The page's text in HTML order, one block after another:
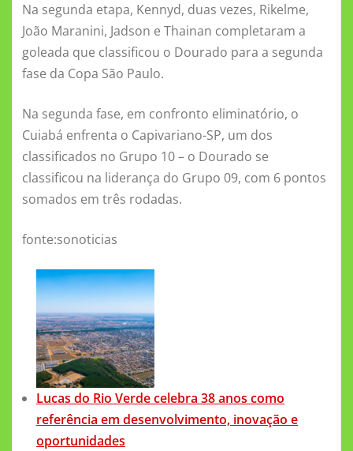
Na segunda etapa, Kennyd, duas vezes, Rikelme,
João Maranini, Jadson e Thainan completaram a
goleada que classificou o Dourado para a segunda
fase da Copa São Paulo.
Na segunda fase, em confronto eliminatório, o
Cuiabá enfrenta o Capivariano-SP, um dos
classificados no Grupo 10 – o Dourado se
classificou na liderança do Grupo 09, com 6 pontos
somados em três rodadas.
fonte:sonoticias
Lucas do Rio Verde celebra 38 anos como
referência em desenvolvimento, inovação e
oportunidades